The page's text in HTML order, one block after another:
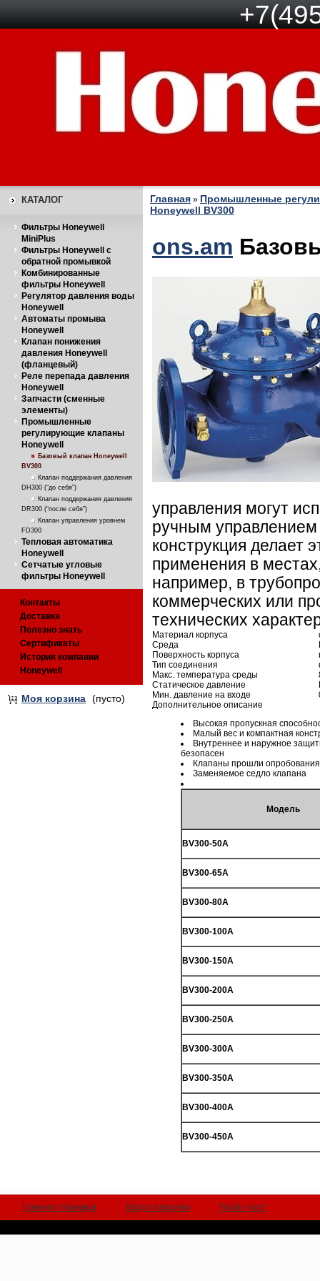
КАТАЛОГ
Фильтры Honeywell
MiniPlus
Фильтры Honeywell с
обратной промывкой
Комбинированные
фильтры Honeywell
Регулятор давления воды
Honeywell
Автоматы промыва
Honeywell
Клапан понижения
давления Honeywell
(фланцевый)
Реле перепада давления
Honeywell
Запчасти (сменные
элементы)
Промышленные
регулирующие клапаны
Honeywell
Базовый клапан Honeywell
BV300
Клапан поддержания давления
DH300 (“до себя”)
Клапан поддержания давления
DR300 (“после себя”)
Клапан управления уровнем
FD300
Тепловая автоматика
Honeywell
Сетчатые угловые
фильтры Honeywell
Контакты
Доставка
Полезно знать
Сертификаты
История компании
Honeywell
Моя корзина (пусто)
Главная » Промышленные
Honeywell BV300
ons.am
управления могут
ручным управлением
конструкция делает
применения в
например, в
коммерческих или
технических
Материал корпуса
Среда
Поверхность корпуса
Тип соединения
Макс. температура среды
Статическое давление
Мин. давление на входе
Дополнительное описание
Высокая пропускная
Малый вес и компактная
Внутреннее и наружное
безопасен
Клапаны прошли
Заменяемое седло клапана
Модель
BV300-50A
BV300-65A
BV300-80A
BV300-100A
BV300-150A
BV300-200A
BV300-250A
BV300-300A
BV300-350A
BV300-400A
BV300-450A
Главная страница Вход с паролем Прайс-лист